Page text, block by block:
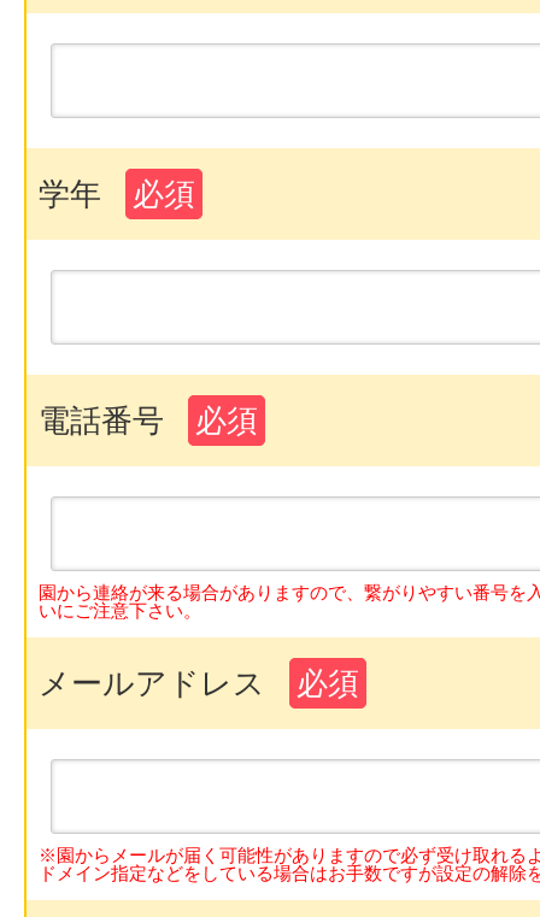
学年 必須
電話番号 必須
園から連絡が来る場合がありますので、繋がりやすい番号
いにご注意下さい。
メールアドレス 必須
※園からメールが届く可能性がありますので必ず受け取れる
ドメイン指定などをしている場合はお手数ですが設定の解除